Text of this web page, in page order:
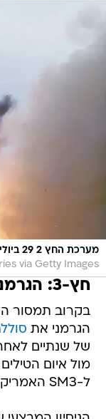
מערכת החץ 2 29 ביולי 2004
via Getty Images
חץ-3: הגרמנים נפנפו את הצרפתים
בקרוב תמסור
הגרמני את סוללת
של שנתיים
מול איום
ל-SM3 האמריקאי בחרו במערכת הישראלית.